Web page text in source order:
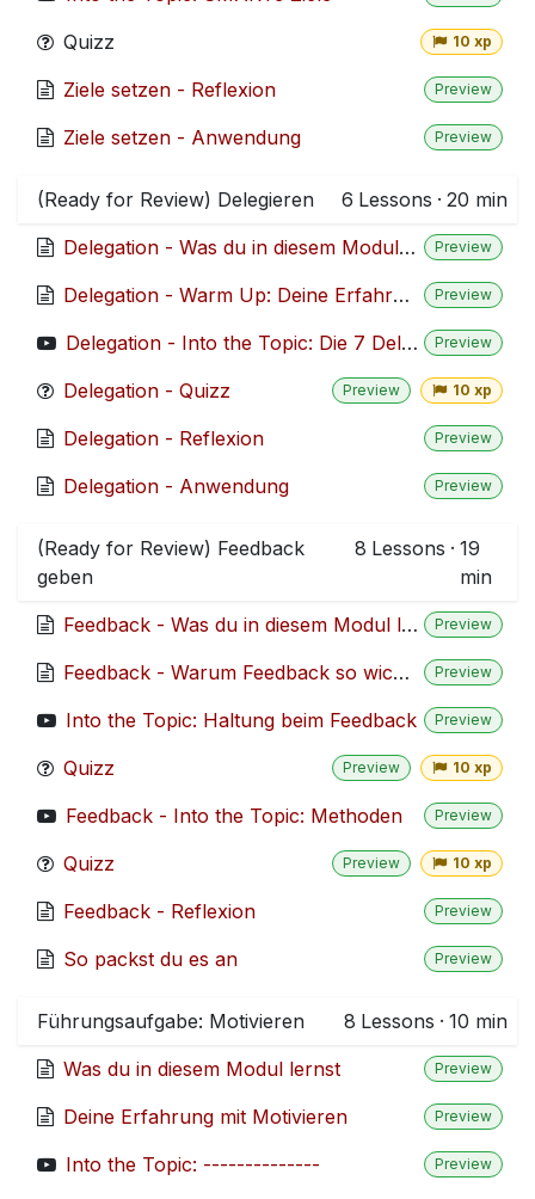
Quizz 10 xp
Ziele setzen - Reflexion Preview
Ziele setzen - Anwendung Preview
(Ready for Review) Delegieren 6 Lessons · 20 min
Delegation - Was du in diesem Modul lernst
Preview
Delegation - Warm Up: Deine Erfahrungen mit Delegation Preview
Delegation - Into the Topic: Die 7 Delegationstufen Preview
Delegation - Quizz Preview 10 xp
Delegation - Reflexion Preview
Delegation - Anwendung Preview
(Ready for Review) Feedback
geben
8 Lessons · 19
min
Feedback - Was du in diesem Modul lernst
Preview
Feedback - Warum Feedback so wichtig ist (out of scope) Preview
Into the Topic: Haltung beim Feedback Preview
Quizz Preview 10 xp
Feedback - Into the Topic: Methoden Preview
Quizz Preview 10 xp
Feedback - Reflexion Preview
So packst du es an Preview
Führungsaufgabe: Motivieren 8 Lessons · 10 min
Was du in diesem Modul lernst
Preview
Deine Erfahrung mit Motivieren Preview
Into the Topic: -------------- Preview